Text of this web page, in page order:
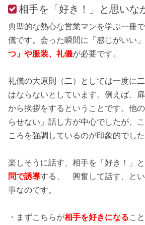
相手を「好き！」と思いな
典型的な熱心な営業マンを学ぶ一冊
儀です。会った瞬間に「感じがいい
つ」や服装、礼儀が必要です。
礼儀の大原則（二）としては一度に
はならないとしています。例えば、
から挨拶をするということです。他
らせない」話し方が中心でしたが、
ころを強調しているのが印象的でした
楽しそうに話す、相手を「好き！」と
問で誘導する、 興奮して話す、と
事なのです。
・まずこちらが相手を好きになるこ